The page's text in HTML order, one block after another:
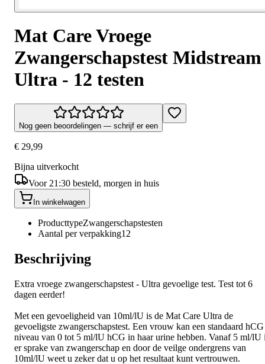
Mat Care Vroege
Zwangerschapstest Midstream
Ultra - 12 testen
Nog geen beoordelingen — schrijf er een
€ 29,99
Bijna uitverkocht
Voor 21:30 besteld, morgen in huis
In winkelwagen
ProducttypeZwangerschapstesten
Aantal per verpakking12
Beschrijving
Extra vroege zwangerschapstest - Ultra gevoelige test. Test tot 6
dagen eerder!
Met een gevoeligheid van 10ml/lU is de Mat Care Ultra de
gevoeligste zwangerschapstest. Een vrouw kan een standaard hCG
niveau van 0 tot 5 ml/lU hCG in haar urine hebben. Vanaf 5 ml/lU
er sprake van zwangerschap en door de veilge ondergrens van
10ml/lU weet u zeker dat u op het resultaat kunt vertrouwen.